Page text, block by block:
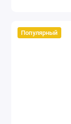
Популярный